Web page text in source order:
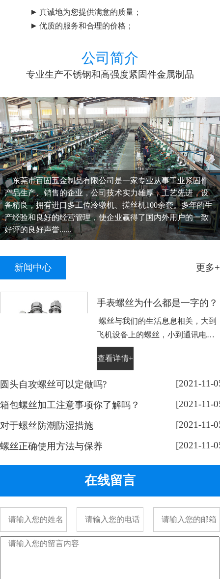
真诚地为您提供满意的质量；
优质的服务和合理的价格；
公司简介
专业生产不锈钢和高强度紧固件金属制品
东莞市百固五金制品有限公司是一家专业从事工业紧固件
产品生产、销售的企业，公司技术实力雄厚，工艺先进，设
备精良，拥有进口多工位冷镦机、搓丝机100余套。多年的生
产经验和良好的经营管理，使企业赢得了国内外用户的一致
好评的良好声誉......
新闻中心 更多+
手表螺丝为什么都是一字的？
螺丝与我们的生活息息相关，大到
飞机设备上的螺丝，小到通讯电子
设备手表上的小螺丝。不知道大家
平时有没有留意，手表螺丝大部分
奇，跟随小编脚步来带大家了解一
下： 手表螺丝属于精密螺丝，之所
工方式决定的。手表精密螺丝，是
采用车加工出来的，头部...
查看详情+
圆头自攻螺丝可以定做吗? [2021-11-
箱包螺丝加工注意事项你了解吗？ [2021-11-
对于螺丝防潮防湿措施 [2021-11-
螺丝正确使用方法与保养 [2021-11-
在线留言